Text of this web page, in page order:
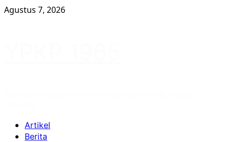
Skip
Agustus 7, 2026
Primary
Menu
Artikel
Berita